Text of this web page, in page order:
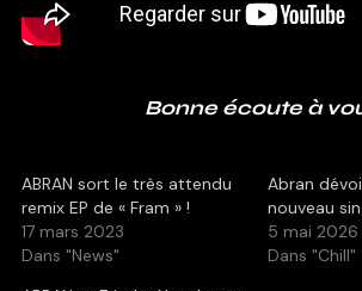
Bonne écoute à
ABRAN sort le très attendu
remix EP de « Fram » !
17 mars 2023
Dans "News"
Abran
nouveau
5 mai 2026
Dans "Chill"